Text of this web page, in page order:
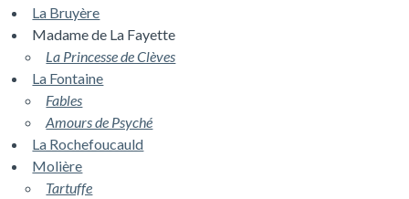
La Bruyère
Madame de La Fayette
La Princesse de Clèves
La Fontaine
Fables
Amours de Psyché
La Rochefoucauld
Molière
Tartuffe